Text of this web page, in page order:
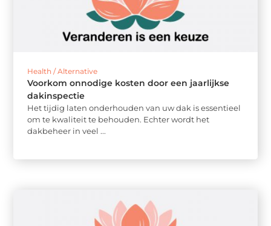
Health / Alternative
Voorkom onnodige kosten door een jaarlijkse
dakinspectie
Het tijdig laten onderhouden van uw dak is essentieel
om te kwaliteit te behouden. Echter wordt het
dakbeheer in veel ...